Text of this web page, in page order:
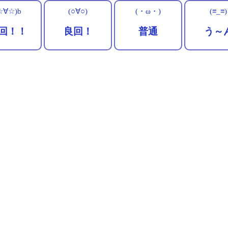
！！
(○∀○)
良回！
(・ω・)
普通
(≡_≡)
う～